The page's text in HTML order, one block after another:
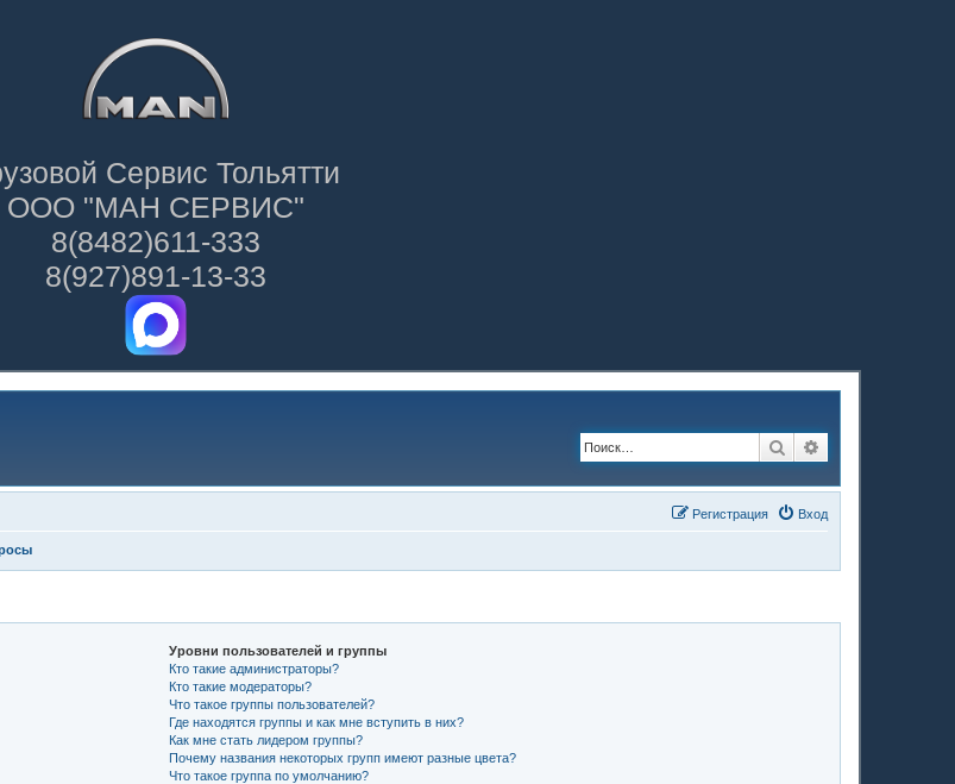
Сервис Тольятти
ООО "МАН СЕРВИС"
8(8482)611-333
8(927)891-13-33
Поиск
Вход
Регистрация
Уровни пользователей и группы
Кто такие администраторы?
Кто такие модераторы?
Что такое группы пользователей?
Где находятся группы и как мне вступить в них?
Как мне стать лидером группы?
Почему названия некоторых групп имеют разные цвета?
Что такое группа по умолчанию?